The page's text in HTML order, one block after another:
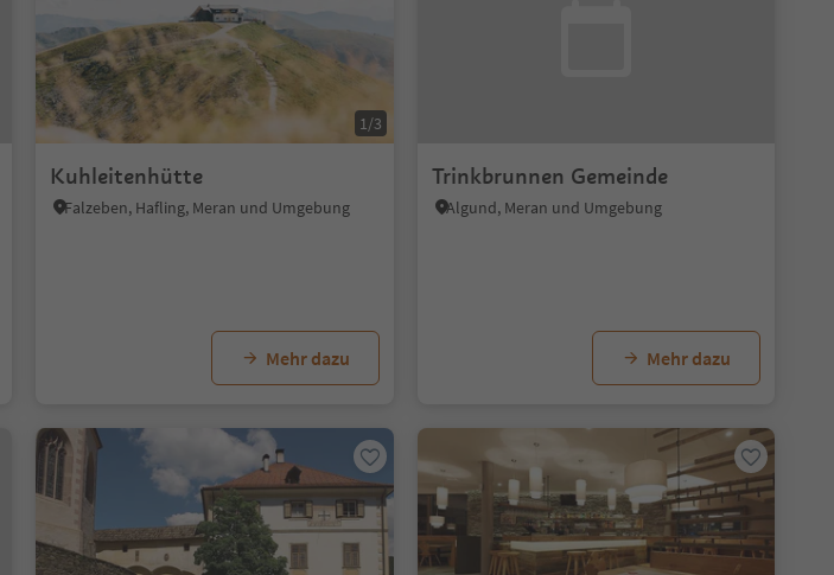
1/3
Kuhleitenhütte
Falzeben, Hafling, Meran und Umgebung
Mehr dazu
Trinkbrunnen Gemeinde
Algund, Meran und Umgebung
Mehr dazu